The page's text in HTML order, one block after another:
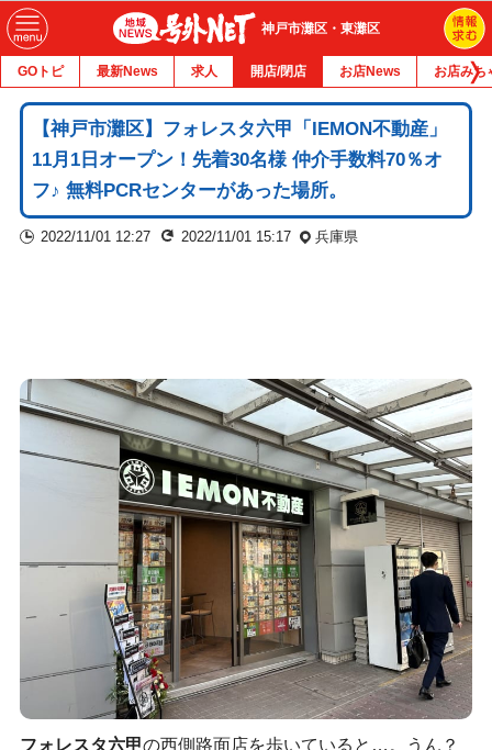
神戸市灘区・東灘区
GOトピ 最新News 求人 開店/閉店 お店News お店みち
【神戸市灘区】フォレスタ六甲「IEMON不動産」
11月1日オープン！先着30名様 仲介手数料70％オ
フ♪ 無料PCRセンターがあった場所。
2022/11/01 12:27 2022/11/01 15:17 兵庫県
フォレスタ六甲の西側路面店を歩いていると…。うん？